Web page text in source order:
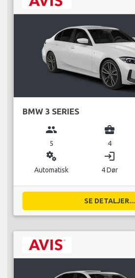
BMW 3 SERIES
group
5
business_center
4
miscellaneous_services
Automatisk
login
4 Dør
SE DETALJER...